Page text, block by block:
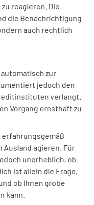
reagieren. Die
die Benachrichtigung
auch rechtlich
zur
jedoch den
verlangt.
Vorgang ernsthaft zu
Ausland agieren. Für
unerheblich, ob
ist allein die Frage,
ob Ihnen grobe
kann.